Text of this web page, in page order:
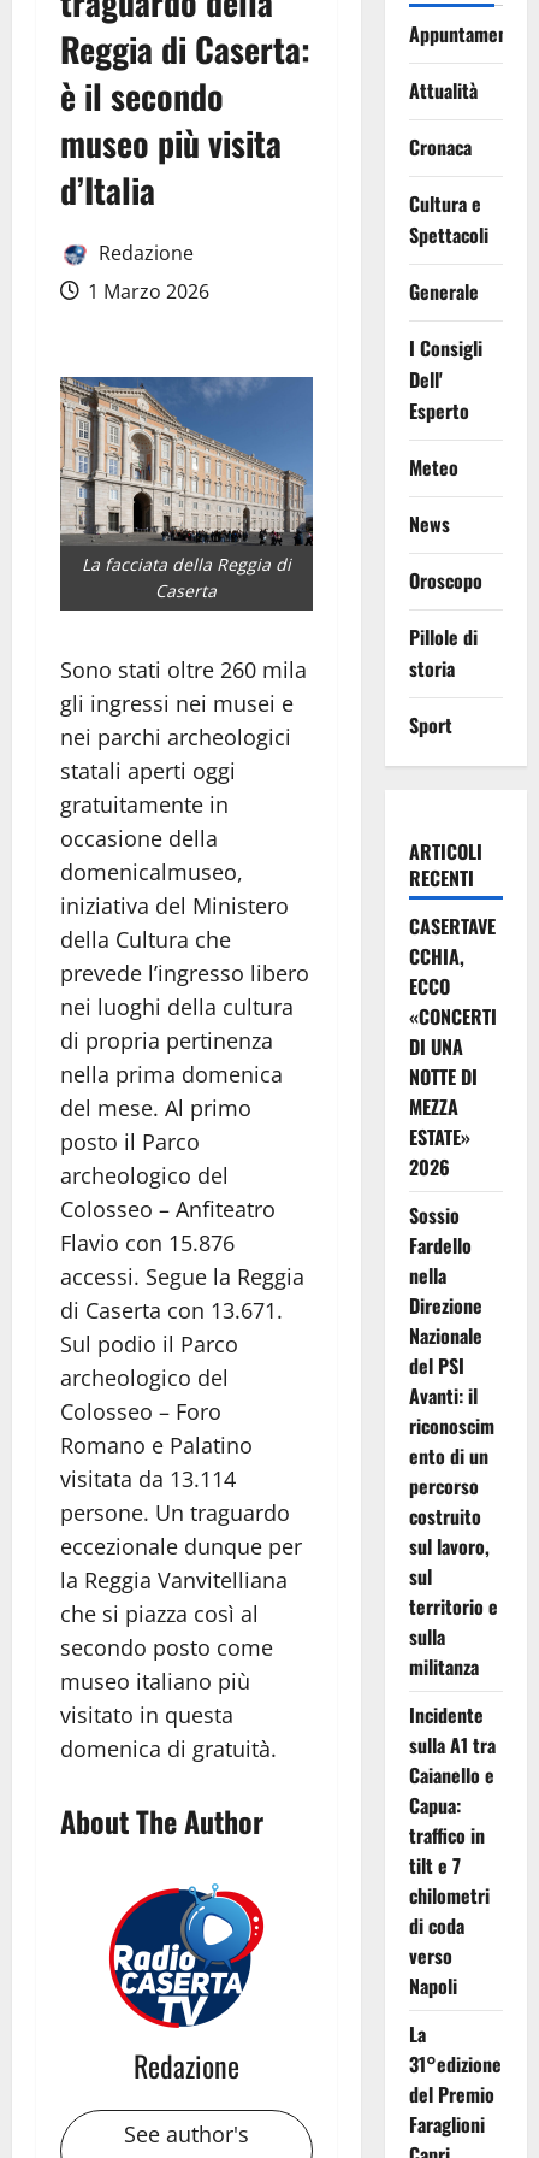
Reggia di Caserta:
è il secondo
museo più visita
d’Italia
Redazione
1 Marzo 2026
La facciata della Reggia di
Caserta
Sono stati oltre 260 mila
gli ingressi nei musei e
nei parchi archeologici
statali aperti oggi
gratuitamente in
occasione della
domenicalmuseo,
iniziativa del Ministero
della Cultura che
prevede l’ingresso libero
nei luoghi della cultura
di propria pertinenza
nella prima domenica
del mese. Al primo
posto il Parco
archeologico del
Colosseo – Anfiteatro
Flavio con 15.876
accessi. Segue la Reggia
di Caserta con 13.671.
Sul podio il Parco
archeologico del
Colosseo – Foro
Romano e Palatino
visitata da 13.114
persone. Un traguardo
eccezionale dunque per
la Reggia Vanvitelliana
che si piazza così al
secondo posto come
museo italiano più
visitato in questa
domenica di gratuità.
About The Author
Redazione
See author's
Appuntamenti
Attualità
Cronaca
Cultura e
Spettacoli
Generale
I Consigli
Dell'
Esperto
Meteo
News
Oroscopo
Pillole di
storia
Sport
ARTICOLI
RECENTI
CASERTAVE
CCHIA,
ECCO
«CONCERTI
DI UNA
NOTTE DI
MEZZA
ESTATE»
2026
Sossio
Fardello
nella
Direzione
Nazionale
del PSI
Avanti: il
riconoscim
ento di un
percorso
costruito
sul lavoro,
sul
territorio e
sulla
militanza
Incidente
sulla A1 tra
Caianello e
Capua:
traffico in
tilt e 7
chilometri
di coda
verso
Napoli
La
31°edizione
del Premio
Faraglioni